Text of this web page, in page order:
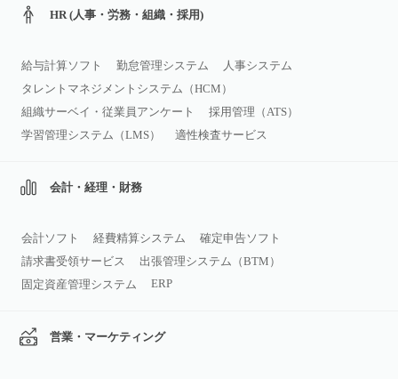
HR (人事・労務・組織・採用)
給与計算ソフト 勤怠管理システム
人事システム
タレントマネジメントシステム（HCM）
組織サーベイ・従業員アンケート
採用管理（ATS）
学習管理システム（LMS）
適性検査サービス
会計・経理・財務
会計ソフト 経費精算システム
確定申告ソフト
請求書受領サービス
出張管理システム（BTM）
固定資産管理システム
ERP
営業・マーケティング